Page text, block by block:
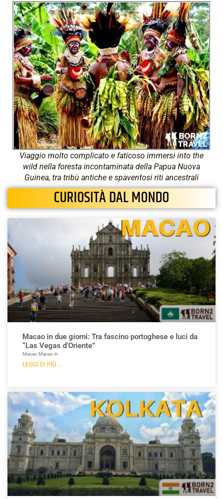
Viaggio molto complicato e faticoso immersi into the
wild nella foresta incontaminata della Papua Nuova
Guinea, tra tribù antiche e spaventosi riti ancestrali
CURIOSITÀ DAL MONDO
Macao in due giorni: Tra fascino portoghese e luci da
“Las Vegas d’Oriente”
Macao Macao in
LEGGI DI PIÙ ...